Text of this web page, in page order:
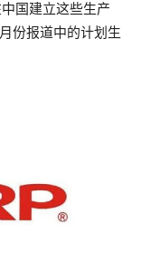
国建立这些生产
份报道中的计划生